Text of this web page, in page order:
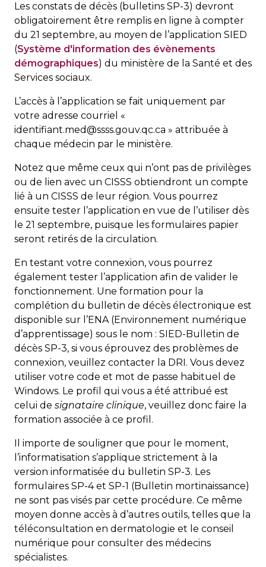
Les constats de décès (bulletins SP-3) devront
obligatoirement être remplis en ligne à compter
du 21 septembre, au moyen de l’application SIED
(Système d'information des évènements
démographiques) du ministère de la Santé et des
Services sociaux.
L’accès à l’application se fait uniquement par
votre adresse courriel «
identifiant.med@ssss.gouv.qc.ca » attribuée à
chaque médecin par le ministère.
Notez que même ceux qui n’ont pas de privilèges
ou de lien avec un CISSS obtiendront un compte
lié à un CISSS de leur région. Vous pourrez
ensuite tester l’application en vue de l’utiliser dès
le 21 septembre, puisque les formulaires papier
seront retirés de la circulation.
En testant votre connexion, vous pourrez
également tester l’application afin de valider le
fonctionnement. Une formation pour la
complétion du bulletin de décès électronique est
disponible sur l’ENA (Environnement numérique
d’apprentissage) sous le nom : SIED-Bulletin de
décès SP-3, si vous éprouvez des problèmes de
connexion, veuillez contacter la DRI. Vous devez
utiliser votre code et mot de passe habituel de
Windows. Le profil qui vous a été attribué est
celui de signataire clinique, veuillez donc faire la
formation associée à ce profil.
Il importe de souligner que pour le moment,
l’informatisation s’applique strictement à la
version informatisée du bulletin SP-3. Les
formulaires SP-4 et SP-1 (Bulletin mortinaissance)
ne sont pas visés par cette procédure. Ce même
moyen donne accès à d’autres outils, telles que la
téléconsultation en dermatologie et le conseil
numérique pour consulter des médecins
spécialistes.